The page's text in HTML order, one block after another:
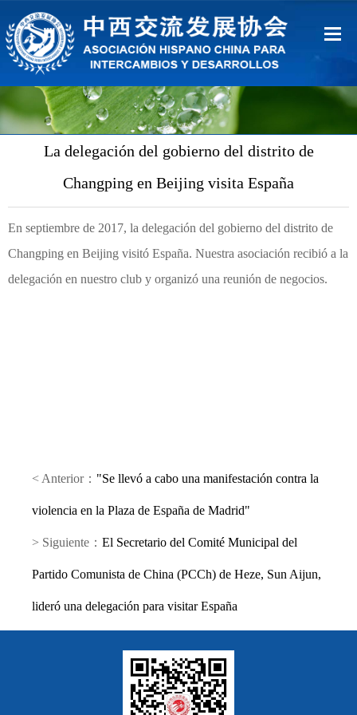
Inicio
Sobre Nosotros
Contacto
中文
Español
La delegación del gobierno del distrito de
Changping en Beijing visita España
En septiembre de 2017, la delegación del gobierno del distrito de
Changping en Beijing visitó España. Nuestra asociación recibió a la
delegación en nuestro club y organizó una reunión de negocios.
< Anterior： "Se llevó a cabo una manifestación contra la
violencia en la Plaza de España de Madrid"
> Siguiente： El Secretario del Comité Municipal del
Partido Comunista de China (PCCh) de Heze, Sun Aijun,
lideró una delegación para visitar España